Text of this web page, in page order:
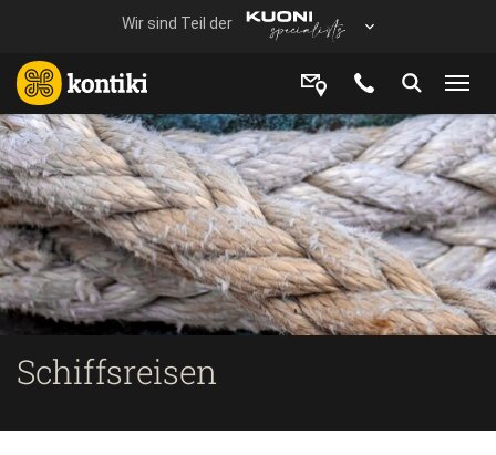
Schiffsreisen